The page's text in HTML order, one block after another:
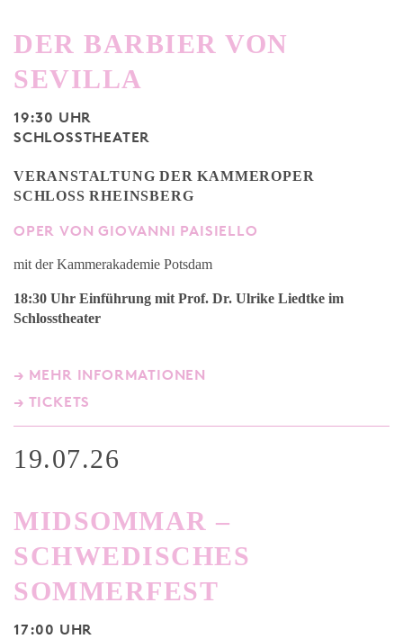
DER BARBIER VON
SEVILLA
19:30 UHR
SCHLOSSTHEATER
VERANSTALTUNG DER KAMMEROPER
SCHLOSS RHEINSBERG
OPER VON GIOVANNI PAISIELLO
mit der Kammerakademie Potsdam
18:30 Uhr Einführung mit Prof. Dr. Ulrike Liedtke im
Schlosstheater
→ MEHR INFORMATIONEN
→ TICKETS
19.07.26
MIDSOMMAR –
SCHWEDISCHES
SOMMERFEST
17:00 UHR